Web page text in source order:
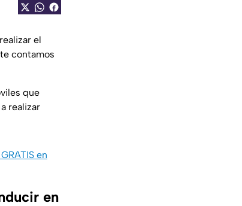
el
te contamos
que
realizar
en
en